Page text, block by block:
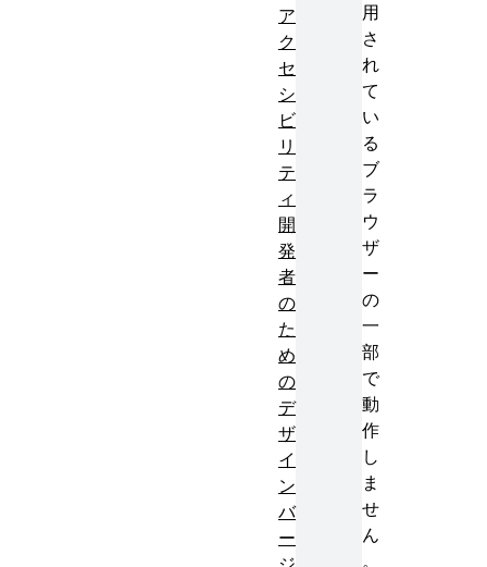
用
さ
れ
て
い
る
ブ
ラ
ウ
ザ
ー
の
一
部
で
動
作
し
ま
せ
ん
。
ア
ク
セ
シ
ビ
リ
テ
ィ
開
発
者
の
た
め
の
デ
ザ
イ
ン
バ
ー